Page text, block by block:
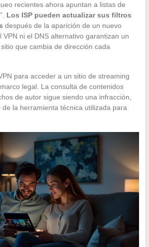
recientes ahora apuntan a listas de
Los ISP pueden actualizar sus filtros
después de la aparición de un nuevo
VPN ni el DNS alternativo garantizan un
que cambia de dirección cada
para acceder a un sitio de streaming
legal. La consulta de contenidos
de autor sigue siendo una infracción,
la herramienta técnica utilizada para